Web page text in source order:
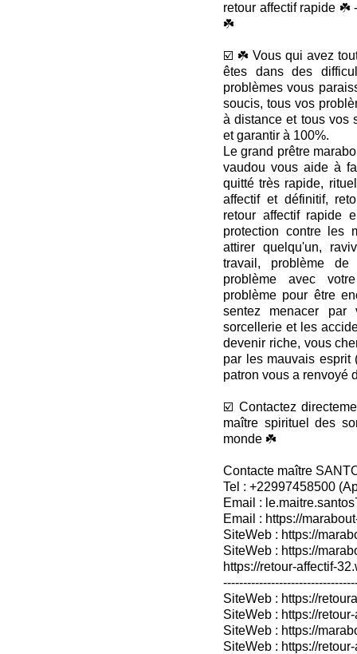
retour affectif rapide ☘️
☘️
☑️ ☘️ Vous qui avez
êtes dans des
problèmes vous
soucis, tous vos
à distance et tous vos
et garantir à 100%.
Le grand prêtre
vaudou vous aide à
quitté très rapide,
affectif et définitif,
retour affectif rapide
protection contre les
attirer quelqu'un,
travail, problème
problème avec
problème pour être
sentez menacer par
sorcellerie et les
devenir riche, vous
par les mauvais esprit
patron vous a renvoyé
☑️ Contactez
maître spirituel des
monde ☘️
Contacte maître
Tel : +22997458500
Email :
Email : https://
SiteWeb : https://
SiteWeb : https://
https://retour-affectif-
SiteWeb : https://
SiteWeb : https://
SiteWeb : https://
SiteWeb : https://